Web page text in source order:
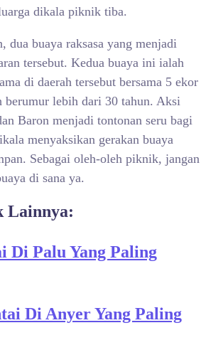
dikala piknik tiba.
dua buaya raksasa yang menjadi
tersebut. Kedua buaya ini ialah
di daerah tersebut bersama 5 ekor
berumur lebih dari 30 tahun. Aksi
Baron menjadi tontonan seru bagi
menyaksikan gerakan buaya
Sebagai oleh-oleh piknik, jangan
di sana ya.
Lainnya:
Di Palu Yang Paling
Di Anyer Yang Paling